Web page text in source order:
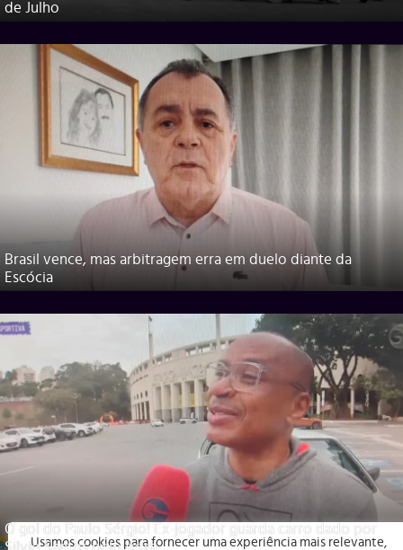
de Julho
Brasil vence, mas arbitragem erra em duelo diante da
Escócia
O gol do Paulo Sérgio! Ex-jogador guarda carro dado por
Usamos cookies para fornecer uma experiência mais relevante,